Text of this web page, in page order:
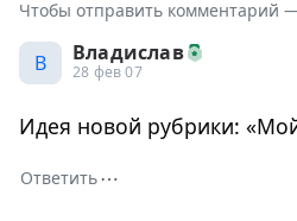
Чтобы отправить комментарий
В Владислав
28 фев 07
Идея новой рубрики:
Ответить⋯